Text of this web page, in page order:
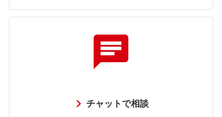
チャットで相談